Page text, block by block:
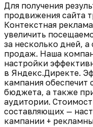
Для получения
продвижения сайта
Контекстная
увеличить
за несколько дней, а
продаж. Наша
настройки
в Яндекс.Директе.
кампания обеспечит
бюджета, а также
аудитории.
составляющих —
кампании +